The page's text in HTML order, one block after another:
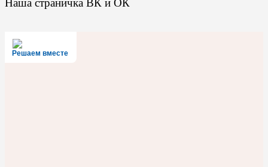
Наша страничка ВК и ОК
Решаем вместе